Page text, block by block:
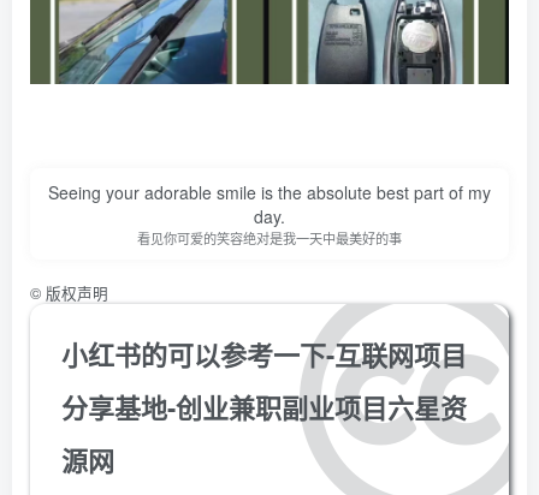
Seeing your adorable smile is the absolute best part of my
day.
看见你可爱的笑容绝对是我一天中最美好的事
© 版权声明
小红书的可以参考一下-互联网项目
分享基地-创业兼职副业项目六星资
源网